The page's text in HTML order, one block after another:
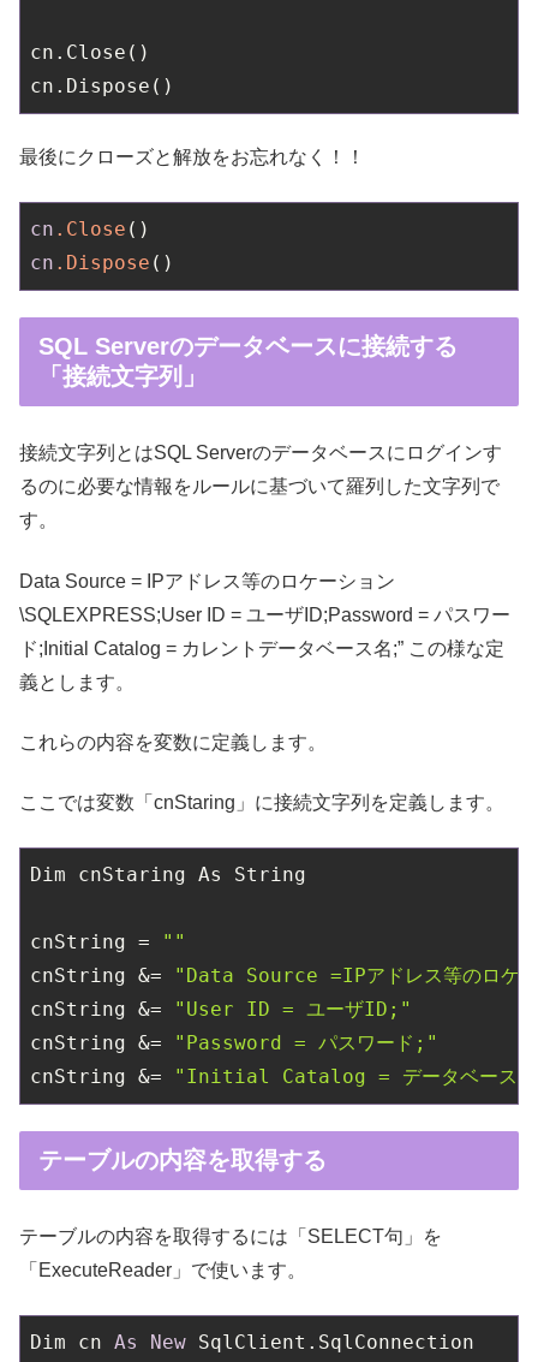
cn.Close()
最後にクローズと解放をお忘れなく！！
cn .Close
cn .Dispose
SQL Serverのデータベースに接続する
「接続文字列」
接続文字列とはSQL Serverのデータベースにログインす
るのに必要な情報をルールに基づいて羅列した文字列で
す。
Data Source = IPアドレス等のロケーション
\SQLEXPRESS;User ID = ユーザID;Password = パスワー
ド;Initial Catalog = カレントデータベース名;” この様な定
義とします。
これらの内容を変数に定義します。
ここでは変数「cnStaring」に接続文字列を定義します。
Dim cnStaring As String
cnString =
""
cnString &=
"Data Source =IPアドレス等のロケー
cnString &=
"User ID = ユーザID;"
cnString &=
"Password = パスワード;"
cnString &=
"Initial Catalog = データベース
テーブルの内容を取得する
テーブルの内容を取得するには「SELECT句」を
「ExecuteReader」で使います。
Dim cn As New SqlClient.SqlConnection